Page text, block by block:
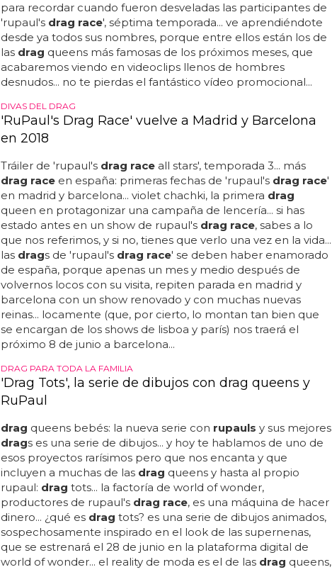
para recordar cuando fueron desveladas las participantes de
'rupaul's drag race', séptima temporada... ve aprendiéndote
desde ya todos sus nombres, porque entre ellos están los de
las drag queens más famosas de los próximos meses, que
acabaremos viendo en videoclips llenos de hombres
desnudos... no te pierdas el fantástico vídeo promocional...
DIVAS DEL DRAG
'RuPaul's Drag Race' vuelve a Madrid y Barcelona
en 2018
Tráiler de 'rupaul's drag raceall stars', temporada 3... más
drag raceen españa: primeras fechas de 'rupaul's drag race'
en madrid y barcelona... violet chachki, la primera drag
queen en protagonizar una campaña de lencería... si has
estado antes en un show de rupaul's drag race, sabes a lo
que nos referimos, y si no, tienes que verlo una vez en la vida...
las drags de 'rupaul's drag race' se deben haber enamorado
de españa, porque apenas un mes y medio después de
volvernos locos con su visita, repiten parada en madrid y
barcelona con un show renovado y con muchas nuevas
reinas... locamente (que, por cierto, lo montan tan bien que
se encargan de los shows de lisboa y parís) nos traerá el
próximo 8 de junio a barcelona...
DRAG PARA TODA LA FAMILIA
'Drag Tots', la serie de dibujos con drag queens y
RuPaul
drag queens bebés: la nueva serie con rupauls y sus mejores
drags es una serie de dibujos... y hoy te hablamos de uno de
esos proyectos rarísimos pero que nos encanta y que
incluyen a muchas de las drag queens y hasta al propio
rupaul: drag tots... la factoría de world of wonder,
productores de rupaul's drag race, es una máquina de hacer
dinero... ¿qué es drag tots? es una serie de dibujos animados,
sospechosamente inspirado en el look de las supernenas,
que se estrenará el 28 de junio en la plataforma digital de
world of wonder... el reality de moda es el de las drag queens,